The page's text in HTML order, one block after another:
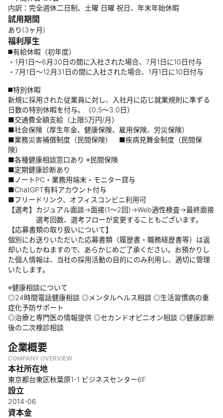
内訳：完全週休二日制、土曜 日曜 祝日、年末年始休暇
試用期間
あり(3ヶ月)
福利厚生
◼️有給休暇（初年度）
・1月1日〜6月30日の間に入社された場合、7月1日に10日付与
・7月1日〜12月31日の間に入社された場合、1月1日に10日付与
◼️特別休暇
新規に採用された従業員に対し、入社月に応じ就業規則に準ずる
日数の特別休暇を付与。（0.5〜3.0日）
■交通費全額支給（上限5万円/月）
■社会保険（厚生年金、健康保険、雇用保険、労災保険）
■業務災害補償制度（民間保険） ■疾病見舞金制度（民間保
険）
■各種健康相談窓口あり ※民間保険
■定期健康診断あり
■ノートPC・業務用端末・モニター貸与
■ChatGPT有料アカウント付与
■フリードリンク、オフィスコンビニ利用可
【選考】カジュアル面談→面接(1～2回)→Web適性検査→最終面接
選考回数、選考フローが変更することもございます。
【応募書類の取り扱いについて】
個別にお送りいただいた応募書類（履歴書・職務経歴書等）は返
却いたしかねますので、あらかじめご了承ください。お預かりし
た個人情報は、当社の採用活動の目的にのみ利用し、適切に管理
いたします。
※健康相談について
◎24時間電話健康相談 ◎メンタルヘルス相談 ◎生活習慣病の重
症化予防サポート
◎治療と専門医の情報提供 ◎セカンドオピニオン相談 ◎健康診断
後の二次検診相談
企業概要
COMPANY OVERVIEW
本社所在地
東京都台東区秋葉原1-1 ビジネスセンター6F
設立
2014-06
資本金